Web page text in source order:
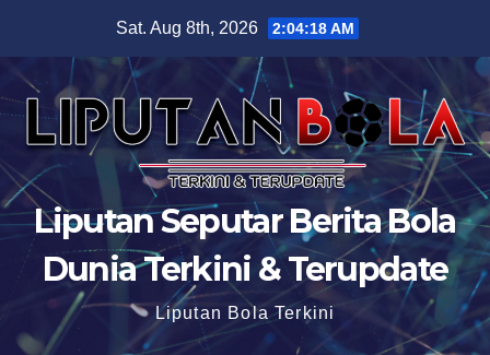
content
Sat. Aug 8th, 2026 2:04:19 AM
Liputan Seputar Berita Bola
Dunia Terkini & Terupdate
Liputan Bola Terkini